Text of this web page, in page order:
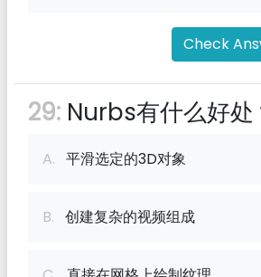
Check
29: Nurbs有什么好处
A. 平滑选定的3D对象
B. 创建复杂的视频组成